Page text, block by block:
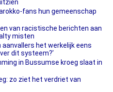
fans hun gemeenschap
van racistische berichten aan
misten
aanvallers het werkelijk eens
dit systeem?’
in Bussumse kroeg slaat in
zo ziet het verdriet van